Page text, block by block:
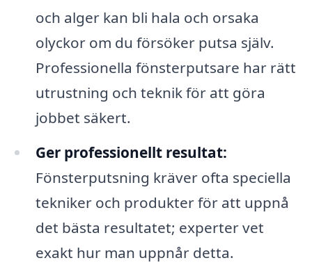
och alger kan bli hala och orsaka
olyckor om du försöker putsa själv.
Professionella fönsterputsare har rätt
utrustning och teknik för att göra
jobbet säkert.
Ger professionellt resultat:
Fönsterputsning kräver ofta speciella
tekniker och produkter för att uppnå
det bästa resultatet; experter vet
exakt hur man uppnår detta.